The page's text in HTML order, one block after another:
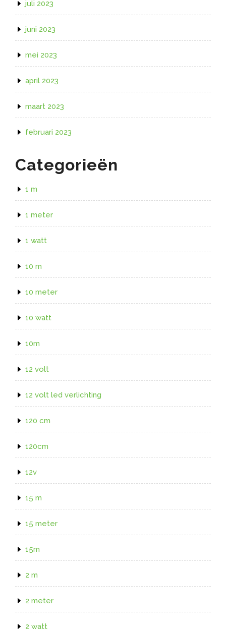
juli 2023
juni 2023
mei 2023
april 2023
maart 2023
februari 2023
Categorieën
1 m
1 meter
1 watt
10 m
10 meter
10 watt
10m
12 volt
12 volt led verlichting
120 cm
120cm
12v
15 m
15 meter
15m
2 m
2 meter
2 watt